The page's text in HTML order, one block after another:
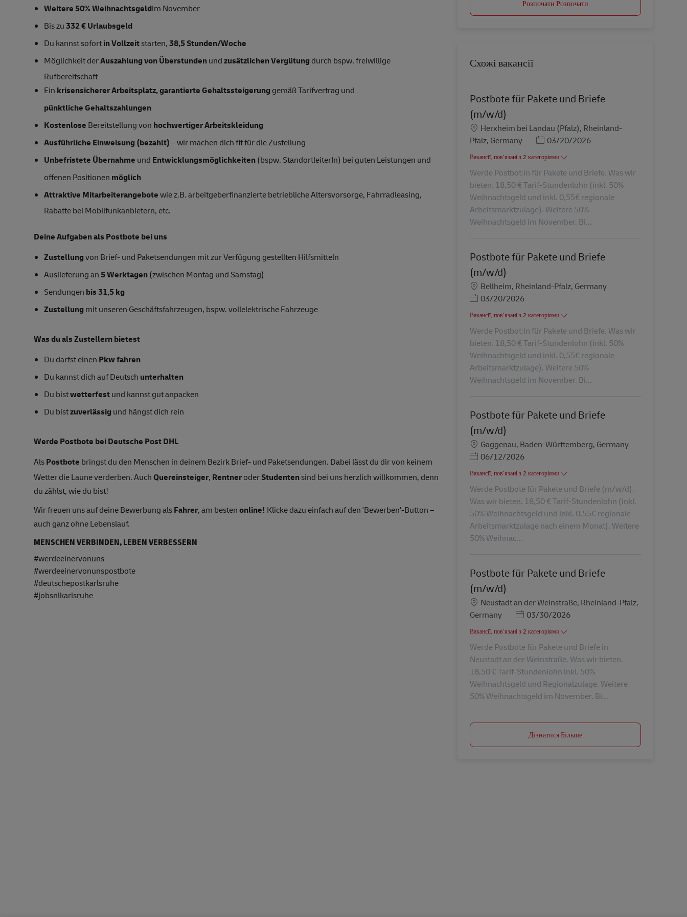
Weitere 50% Weihnachtsgeldim November
Bis zu332 € Urlaubsgeld
Du kannst sofortin Vollzeitstarten,38,5 Stunden/Woche
Möglichkeit derAuszahlung von Überstundenundzusätzlichen Vergütung durch bspw. freiwillige
Rufbereitschaft
Ein krisensicherer Arbeitsplatz, garantierte Gehaltssteigerung gemäß Tarifvertrag und
pünktliche Gehaltszahlungen
Kostenlose Bereitstellung von hochwertiger Arbeitskleidung
Ausführliche Einweisung (bezahlt)– wir machen dich fit für die Zustellung
Unbefristete Übernahme und Entwicklungsmöglichkeiten(bspw. StandortleiterIn) bei guten Leistungen und
offenen Positionen möglich
Attraktive Mitarbeiterangebotewie z.B. arbeitgeberfinanzierte betriebliche Altersvorsorge, Fahrradleasing,
Rabatte bei Mobilfunkanbietern, etc.
Deine Aufgaben als Postbote bei uns
Zustellungvon Brief- und Paketsendungen mit zur Verfügung gestellten Hilfsmitteln
Auslieferung an5 Werktagen(zwischen Montag und Samstag)
Sendungen bis 31,5 kg
Zustellung mit unseren Geschäftsfahrzeugen, bspw. vollelektrische Fahrzeuge
Was du als Zustellern bietest
Du darfst einen Pkw fahren
Du kannst dich auf Deutsch unterhalten
Du bistwetterfestund kannst gut anpacken
Du bistzuverlässig und hängst dich rein
Werde Postbote bei Deutsche Post DHL
AlsPostbote bringst du den Menschen in deinem Bezirk Brief- und Paketsendungen. Dabei lässt du dir von keinem
Wetter die Laune verderben. AuchQuereinsteiger, RentneroderStudentensind bei uns herzlich willkommen, denn
du zählst, wie du bist!
Wir freuen uns auf deine Bewerbung alsFahrer, am bestenonline! Klicke dazu einfach auf den 'Bewerben'-Button –
auch ganz ohne Lebenslauf.
MENSCHEN VERBINDEN, LEBEN VERBESSERN
#werdeeinervonuns
#werdeeinervonunspostbote
#deutschepostkarlsruhe
#jobsnlkarlsruhe
Розпочати Розпочати
Схожі вакансії
Postbote für Pakete und Briefe
(m/w/d)
Місцезнаходження
Herxheim bei Landau (Pfalz), Rheinland-
Pfalz, Germany
Posted Date
03/20/2026
Вакансії, пов’язані з 2 категоріями
Werde Postbot:in für Pakete und Briefe. Was wir
bieten. 18,50 € Tarif-Stundenlohn (inkl. 50%
Weihnachtsgeld und inkl. 0,55€ regionale
Arbeitsmarktzulage). Weitere 50%
Weihnachtsgeld im November. Bi...
Postbote für Pakete und Briefe
(m/w/d)
Місцезнаходження
Bellheim, Rheinland-Pfalz, Germany
Posted Date
03/20/2026
Вакансії, пов’язані з 2 категоріями
Werde Postbot:in für Pakete und Briefe. Was wir
bieten. 18,50 € Tarif-Stundenlohn (inkl. 50%
Weihnachtsgeld und inkl. 0,55€ regionale
Arbeitsmarktzulage). Weitere 50%
Weihnachtsgeld im November. Bi...
Postbote für Pakete und Briefe
(m/w/d)
Місцезнаходження
Gaggenau, Baden-Württemberg, Germany
Posted Date
06/12/2026
Вакансії, пов’язані з 2 категоріями
Werde Postbote für Pakete und Briefe (m/w/d).
Was wir bieten. 18,50 € Tarif-Stundenlohn (inkl.
50% Weihnachtsgeld und inkl. 0,55€ regionale
Arbeitsmarktzulage nach einem Monat). Weitere
50% Weihnac...
Postbote für Pakete und Briefe
(m/w/d)
Місцезнаходження
Neustadt an der Weinstraße, Rheinland-Pfalz,
Germany
Posted Date
03/30/2026
Вакансії, пов’язані з 2 категоріями
Werde Postbote für Pakete und Briefe in
Neustadt an der Weinstraße. Was wir bieten.
18,50 € Tarif-Stundenlohn inkl. 50%
Weihnachtsgeld und Regionalzulage. Weitere
50% Weihnachtsgeld im November. Bi...
Дізнатися Більше